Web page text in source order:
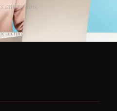
américains.
lecture